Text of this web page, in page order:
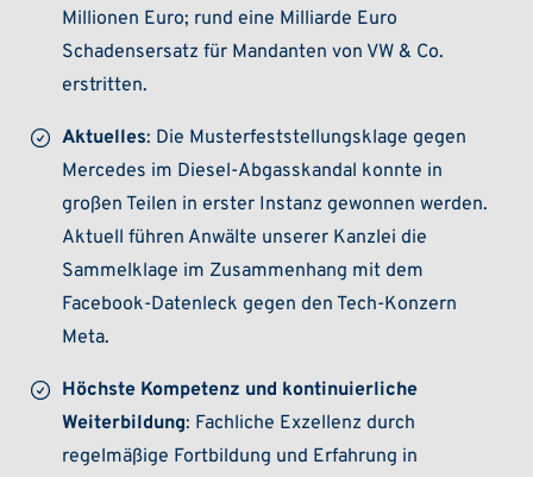
Millionen Euro; rund eine Milliarde Euro
Schadensersatz für Mandanten von VW & Co.
erstritten.
Aktuelles: Die Musterfeststellungsklage gegen
Mercedes im Diesel-Abgasskandal konnte in
großen Teilen in erster Instanz gewonnen werden.
Aktuell führen Anwälte unserer Kanzlei die
Sammelklage im Zusammenhang mit dem
Facebook-Datenleck gegen den Tech-Konzern
Meta.
Höchste Kompetenz und kontinuierliche
Weiterbildung: Fachliche Exzellenz durch
regelmäßige Fortbildung und Erfahrung in